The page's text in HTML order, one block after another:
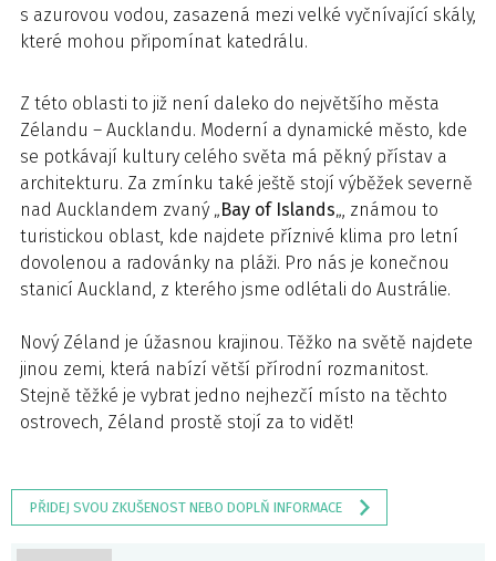
s azurovou vodou, zasazená mezi velké vyčnívající skály,
které mohou připomínat katedrálu.
Z této oblasti to již není daleko do největšího města
Zélandu – Aucklandu. Moderní a dynamické město, kde
se potkávají kultury celého světa má pěkný přístav a
architekturu. Za zmínku také ještě stojí výběžek severně
nad Aucklandem zvaný „Bay of Islands„, známou to
turistickou oblast, kde najdete příznivé klima pro letní
dovolenou a radovánky na pláži. Pro nás je konečnou
stanicí Auckland, z kterého jsme odlétali do Austrálie.
Nový Zéland je úžasnou krajinou. Těžko na světě najdete
jinou zemi, která nabízí větší přírodní rozmanitost.
Stejně těžké je vybrat jedno nejhezčí místo na těchto
ostrovech, Zéland prostě stojí za to vidět!
PŘIDEJ SVOU ZKUŠENOST NEBO DOPLŇ INFORMACE